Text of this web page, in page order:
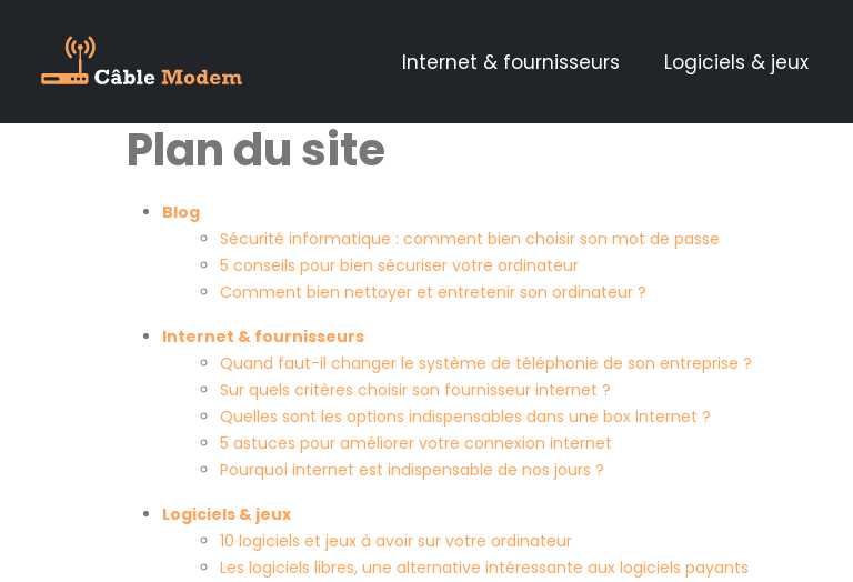
Internet & fournisseurs Logiciels & jeux
Plan du site
Blog
Sécurité informatique : comment bien choisir son mot de passe
5 conseils pour bien sécuriser votre ordinateur
Comment bien nettoyer et entretenir son ordinateur ?
Internet & fournisseurs
Quand faut-il changer le système de téléphonie de son entreprise ?
Sur quels critères choisir son fournisseur internet ?
Quelles sont les options indispensables dans une box Internet ?
5 astuces pour améliorer votre connexion internet
Pourquoi internet est indispensable de nos jours ?
Logiciels & jeux
10 logiciels et jeux à avoir sur votre ordinateur
Les logiciels libres, une alternative intéressante aux logiciels payants